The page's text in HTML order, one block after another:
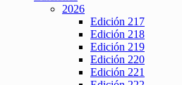
2026
Edición 217
Edición 218
Edición 219
Edición 220
Edición 221